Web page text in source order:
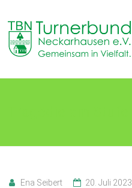
content
TB
Neckarhausen
in
Ena Seibert 20. Juli 2023